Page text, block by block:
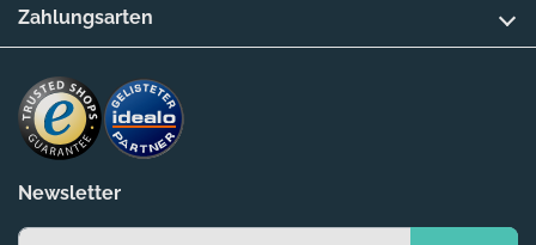
Newsletter
Zahlungsarten